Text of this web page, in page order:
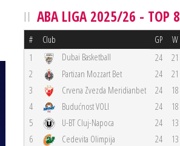
ABA LIGA 2025/26 - TOP 8
# Club GP W
1 Dubai Basketball 24 21
2
Partizan Mozzart Bet 24 21
3
Crvena Zvezda Meridianbet 24 18
4
Budućnost VOLI 24 18
5
U-BT Cluj-Napoca 24 13
6
Cedevita Olimpija 24 13